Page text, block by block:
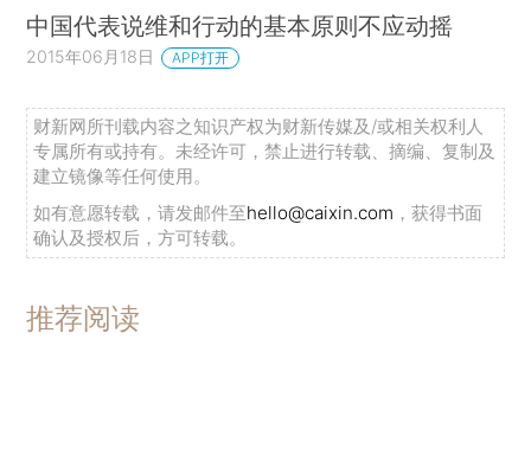
中国代表说维和行动的基本原则不应动摇
2015年06月18日 APP打开
财新网所刊载内容之知识产权为财新传媒及/或相关权利人
专属所有或持有。未经许可，禁止进行转载、摘编、复制及
建立镜像等任何使用。
如有意愿转载，请发邮件至hello@caixin.com ，获得书面
确认及授权后，方可转载。
推荐阅读